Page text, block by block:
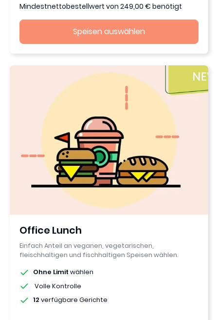
Mindestnettobestellwert von 249,00 € benötigt
Speisen auswählen
Office Lunch
Einfach Anteil an veganen, vegetarischen,
fleischhaltigen und fischhaltigen Speisen wählen.
Ohne Limit wählen
Volle Kontrolle
12 verfügbare Gerichte